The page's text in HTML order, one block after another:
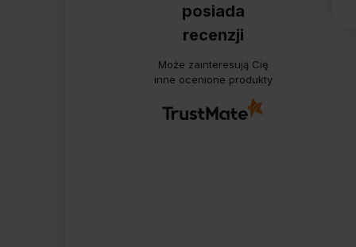
posiada
recenzji
Może zainteresują Cię
inne ocenione produkty